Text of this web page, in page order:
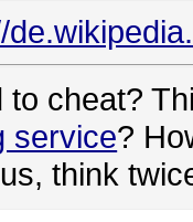
to cheat?
service?
think